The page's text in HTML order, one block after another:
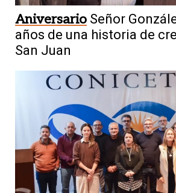
Aniversario Señor
años de una historia de
San Juan